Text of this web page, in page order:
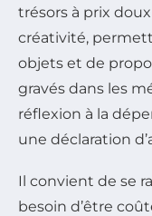
trésors à prix
créativité,
objets et de
gravés dans les
réflexion à la
une déclaration
Il convient de se
besoin d’être